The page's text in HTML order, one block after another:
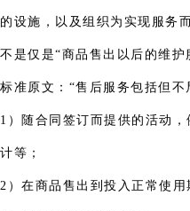
的设施，以及组织为实现服务
不是仅是“商品售出以后的维护
标准原文：“售后服务包括但不
1）随合同签订而提供的活动
计等；
2）在商品售出到投入正常使